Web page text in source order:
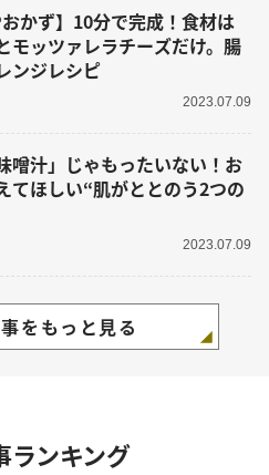
おかず】10分で完成！食材は
モッツァレラチーズだけ。腸
ンジレシピ
2023.07.09
噌汁」じゃもったいない！お
てほしい“肌がととのう2つの
2023.07.09
をもっと見る
ランキング